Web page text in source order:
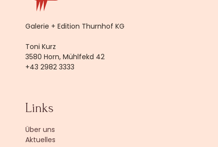
Galerie + Edition Thurnhof KG
Toni Kurz
3580 Horn, Mühlfekd 42
+43 2982 3333
Links
Über uns
Aktuelles